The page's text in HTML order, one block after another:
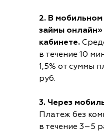
2. В
займы
кабинете.
в течение 10
1,5% от суммы
руб.
3. Через
Платеж без
в течение 3–5